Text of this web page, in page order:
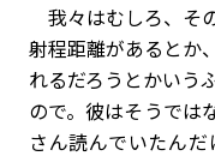
我々はむしろ、そ
射程距離があるとか
れるだろうとかいう
ので。彼はそうでは
さん読んでいたん